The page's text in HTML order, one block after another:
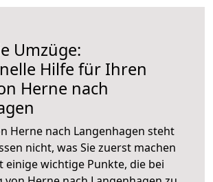
Umzüge:
Hilfe für Ihren
Herne nach
Herne nach Langenhagen steht
nicht, was Sie zuerst machen
einige wichtige Punkte, die bei